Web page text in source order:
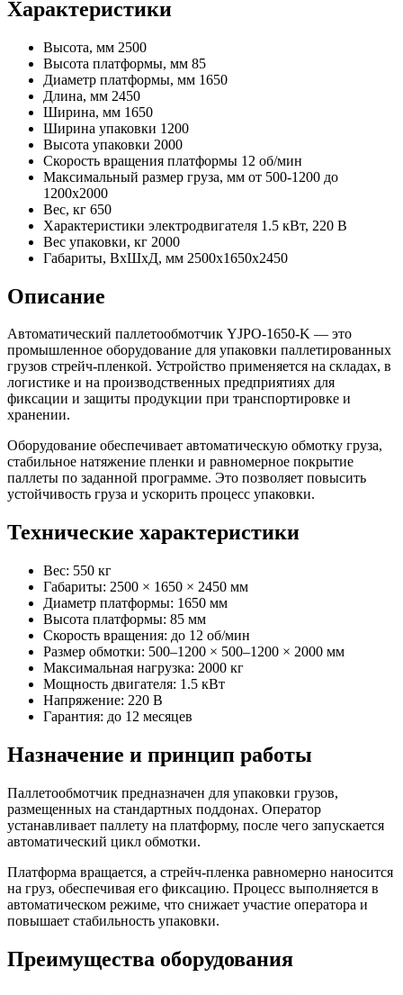
Характеристики
Высота, мм 2500
Высота платформы, мм 85
Диаметр платформы, мм 1650
Длина, мм 2450
Ширина, мм 1650
Ширина упаковки 1200
Высота упаковки 2000
Скорость вращения платформы 12 об/мин
Максимальный размер груза, мм от 500-1200 до
1200x2000
Вес, кг 650
Характеристики электродвигателя 1.5 кВт, 220 В
Вес упаковки, кг 2000
Габариты, ВхШхД, мм 2500x1650x2450
Описание
Автоматический паллетообмотчик YJPO-1650-K — это
промышленное оборудование для упаковки паллетированных
грузов стрейч-пленкой. Устройство применяется на складах, в
логистике и на производственных предприятиях для
фиксации и защиты продукции при транспортировке и
хранении.
Оборудование обеспечивает автоматическую обмотку груза,
стабильное натяжение пленки и равномерное покрытие
паллеты по заданной программе. Это позволяет повысить
устойчивость груза и ускорить процесс упаковки.
Технические характеристики
Вес: 550 кг
Габариты: 2500 × 1650 × 2450 мм
Диаметр платформы: 1650 мм
Высота платформы: 85 мм
Скорость вращения: до 12 об/мин
Размер обмотки: 500–1200 × 500–1200 × 2000 мм
Максимальная нагрузка: 2000 кг
Мощность двигателя: 1.5 кВт
Напряжение: 220 В
Гарантия: до 12 месяцев
Назначение и принцип работы
Паллетообмотчик предназначен для упаковки грузов,
размещенных на стандартных поддонах. Оператор
устанавливает паллету на платформу, после чего запускается
автоматический цикл обмотки.
Платформа вращается, а стрейч-пленка равномерно наносится
на груз, обеспечивая его фиксацию. Процесс выполняется в
автоматическом режиме, что снижает участие оператора и
повышает стабильность упаковки.
Преимущества оборудования